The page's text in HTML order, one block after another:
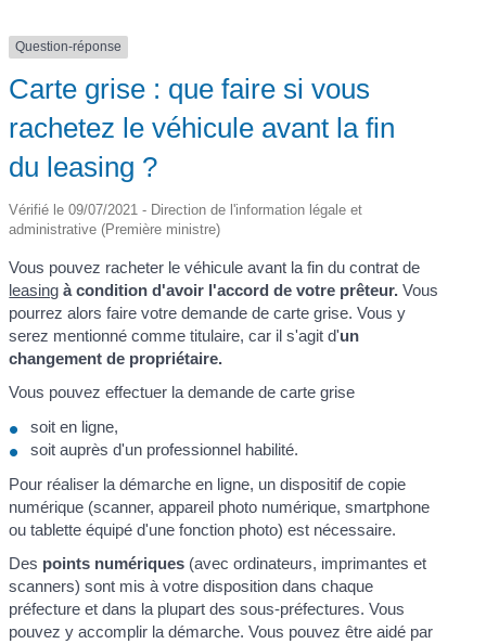
Question-réponse
Carte grise : que faire si vous
rachetez le véhicule avant la fin
du leasing ?
Vérifié le 09/07/2021 - Direction de l'information légale et
administrative (Première ministre)
Vous pouvez racheter le véhicule avant la fin du contrat de
leasing à condition d'avoir l'accord de votre prêteur. Vous
pourrez alors faire votre demande de carte grise. Vous y
serez mentionné comme titulaire, car il s'agit d'un
changement de propriétaire.
Vous pouvez effectuer la demande de carte grise
soit en ligne,
soit auprès d'un professionnel habilité.
Pour réaliser la démarche en ligne, un dispositif de copie
numérique (scanner, appareil photo numérique, smartphone
ou tablette équipé d'une fonction photo) est nécessaire.
Des points numériques (avec ordinateurs, imprimantes et
scanners) sont mis à votre disposition dans chaque
préfecture et dans la plupart des sous-préfectures. Vous
pouvez y accomplir la démarche. Vous pouvez être aidé par